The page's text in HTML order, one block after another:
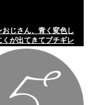
おじさん、青く変色し
くが出てきてブチギレ